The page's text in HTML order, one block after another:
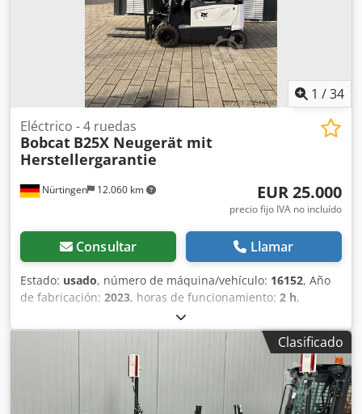
información en nuestra página web. ¡Sujeto a errores y
venta previa! Dirección asistida, techo protector. = Más
información = Capacidad de elevación: 3.000 kg
Crodpfxoyxkrns Aarsf Altura de construcción: 230 cm Para
más información, póngase en contacto con Tobias Ebert.
1 /34
Nürtingen 12.060 km
Eléctrico - 4 ruedas
Bobcat B25X Neugerät mit
Herstellergarantie
EUR 25.000
precio fijo IVA no incluído
Consultar Llamar
Estado: usado, número de máquina/vehículo: 16152, Año
de fabricación: 2023, horas de funcionamiento: 2 h,
2.500 kg, altura de elevación:
mm, ascensor libre:1.500 mm, centro de carga:500 mm,
, longitud de la horquilla:
, tamaño del neumático delantero: 23x10-12,
tamaño del neumático trasero:
18x7-8 , peso total:4.627
, tipo de motor: Eléctrico, fabricante: Bobcat Credpfx
Clasificado